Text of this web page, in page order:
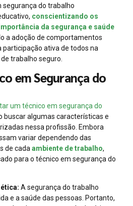
segurança do trabalho
conscientizando os
da segurança e saúde
a adoção de comportamentos
participação ativa de todos na
trabalho seguro.
em Segurança do
um técnico em segurança do
buscar algumas características e
nessa profissão. Embora
variar dependendo das
de cada ambiente de trabalho,
para o técnico em segurança do
A segurança do trabalho
e a saúde das pessoas. Portanto,